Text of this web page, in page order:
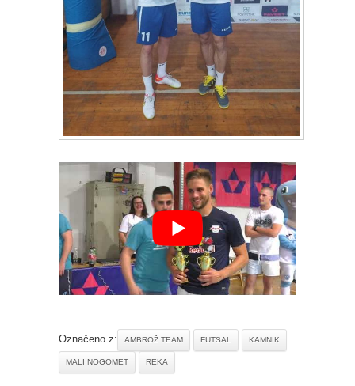
Označeno z: AMBROŽ TEAM FUTSAL KAMNIK
MALI NOGOMET REKA